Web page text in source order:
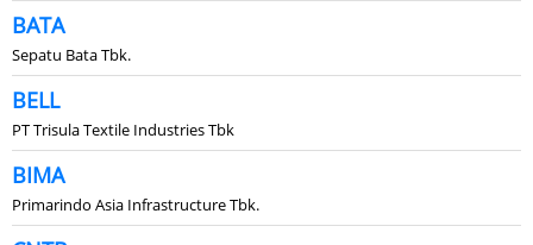
BATA
Sepatu Bata Tbk.
BELL
PT Trisula Textile Industries Tbk
BIMA
Primarindo Asia Infrastructure Tbk.